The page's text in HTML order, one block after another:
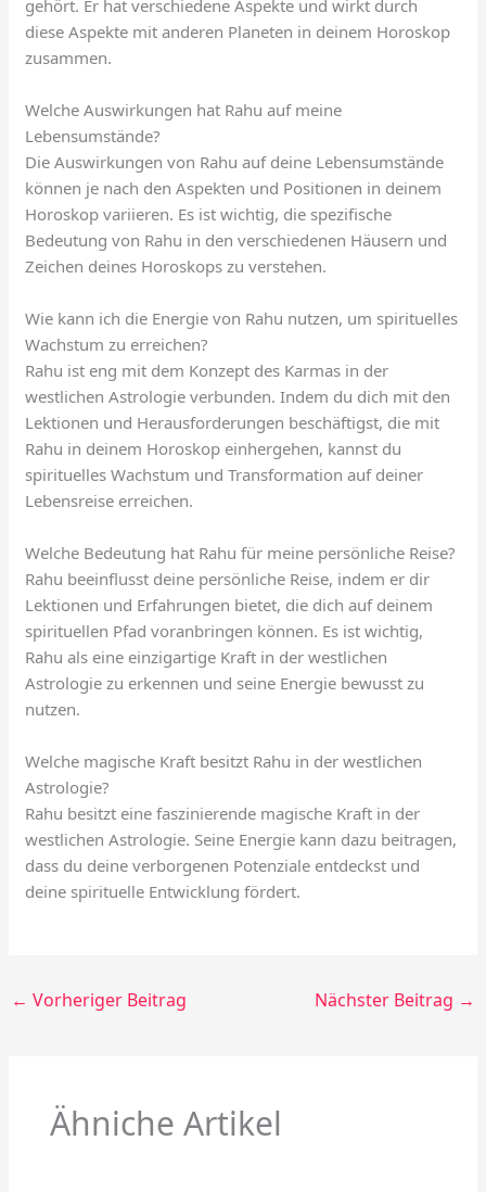
gehört. Er hat verschiedene Aspekte und wirkt durch
diese Aspekte mit anderen Planeten in deinem Horoskop
zusammen.
Welche Auswirkungen hat Rahu auf meine
Lebensumstände?
Die Auswirkungen von Rahu auf deine Lebensumstände
können je nach den Aspekten und Positionen in deinem
Horoskop variieren. Es ist wichtig, die spezifische
Bedeutung von Rahu in den verschiedenen Häusern und
Zeichen deines Horoskops zu verstehen.
Wie kann ich die Energie von Rahu nutzen, um spirituelles
Wachstum zu erreichen?
Rahu ist eng mit dem Konzept des Karmas in der
westlichen Astrologie verbunden. Indem du dich mit den
Lektionen und Herausforderungen beschäftigst, die mit
Rahu in deinem Horoskop einhergehen, kannst du
spirituelles Wachstum und Transformation auf deiner
Lebensreise erreichen.
Welche Bedeutung hat Rahu für meine persönliche Reise?
Rahu beeinflusst deine persönliche Reise, indem er dir
Lektionen und Erfahrungen bietet, die dich auf deinem
spirituellen Pfad voranbringen können. Es ist wichtig,
Rahu als eine einzigartige Kraft in der westlichen
Astrologie zu erkennen und seine Energie bewusst zu
nutzen.
Welche magische Kraft besitzt Rahu in der westlichen
Astrologie?
Rahu besitzt eine faszinierende magische Kraft in der
westlichen Astrologie. Seine Energie kann dazu beitragen,
dass du deine verborgenen Potenziale entdeckst und
deine spirituelle Entwicklung fördert.
← Vorheriger Beitrag Nächster Beitrag →
Ähniche Artikel